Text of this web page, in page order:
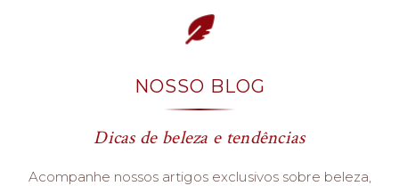
NOSSO BLOG
Dicas de beleza e tendências
Acompanhe nossos artigos exclusivos sobre beleza,